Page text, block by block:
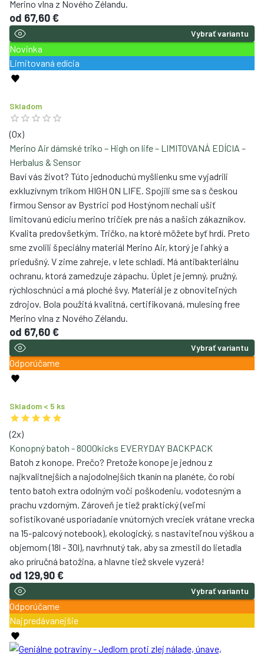
zdrojov. Bola použitá kvalitná, certifikovaná, mulesing free
Merino vlna z Nového Zélandu.
od67,60 €
Novinka
Limitovaná edícia
Skladom
(0x)
Merino Air dámské triko – High on life – LIMITOVANÁ EDÍCIA –
Herbalus & Sensor
Baví vás život? Túto jednoduchú myšlienku sme vyjadrili
exkluzívnym trikom HIGH ON LIFE. Spojili sme sa s českou
firmou Sensor av Bystrici pod Hostýnom nechali ušiť
limitovanú edíciu merino tričiek pre nás a našich zákazníkov.
Kvalita predovšetkým. Tričko, na ktoré môžete byť hrdí. Preto
sme zvolili špeciálny materiál Merino Air, ktorý je ľahký a
priedušný. V zime zahreje, v lete schladí. Má antibakteriálnu
ochranu, ktorá zamedzuje zápachu. Úplet je jemný, pružný,
rýchloschnúci a má ploché švy. Materiál je z obnoviteľných
zdrojov. Bola použitá kvalitná, certifikovaná, mulesing free
Merino vlna z Nového Zélandu.
od67,60 €
Odporúčame
Skladom < 5 ks
(2x)
Konopný batoh - 8000kicks EVERYDAY BACKPACK
Batoh z konope. Prečo? Pretože konope je jednou z
najkvalitnejších a najodolnejších tkanín na planéte, čo robí
tento batoh extra odolným voči poškodeniu, vodotesným a
prachu vzdorným. Zároveň je tiež praktický (veľmi
sofistikované usporiadanie vnútorných vreciek vrátane vrecka
na 15-palcový notebook), ekologický, s nastaviteľnou výškou a
objemom (18l - 30l), navrhnutý tak, aby sa zmestil do lietadla
ako príručná batožina, a hlavne tiež skvele vyzerá!
od129,90 €
Odporúčame
Najpredávanejšie